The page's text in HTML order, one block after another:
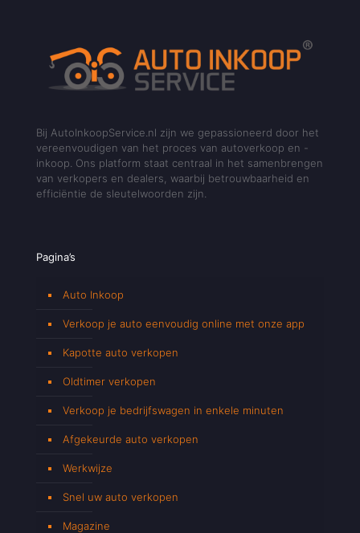
Bij AutoInkoopService.nl zijn we gepassioneerd door het
vereenvoudigen van het proces van autoverkoop en -
inkoop. Ons platform staat centraal in het samenbrengen
van verkopers en dealers, waarbij betrouwbaarheid en
efficiëntie de sleutelwoorden zijn.
Pagina’s
Auto Inkoop
Verkoop je auto eenvoudig online met onze app
Kapotte auto verkopen
Oldtimer verkopen
Verkoop je bedrijfswagen in enkele minuten
Afgekeurde auto verkopen
Werkwijze
Snel uw auto verkopen
Magazine